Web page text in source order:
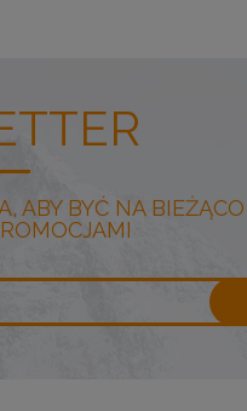
ABY BYĆ NA